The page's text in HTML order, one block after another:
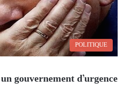
POLITIQUE
gouvernement d’urgence